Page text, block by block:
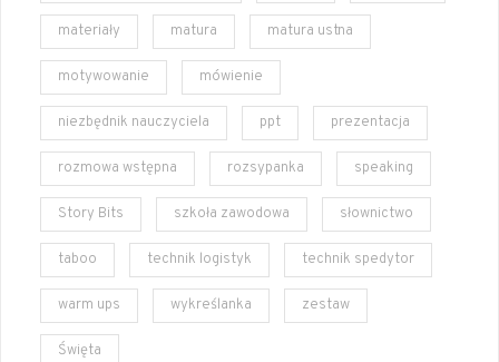
materiały matura matura ustna
motywowanie mówienie
niezbędnik nauczyciela ppt prezentacja
rozmowa wstępna rozsypanka speaking
Story Bits szkoła zawodowa słownictwo
taboo technik logistyk technik spedytor
warm ups wykreślanka zestaw
Święta